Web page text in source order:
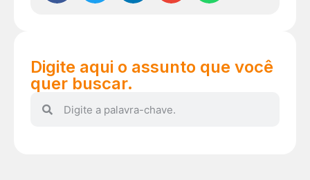
Digite aqui o assunto que você
quer buscar.